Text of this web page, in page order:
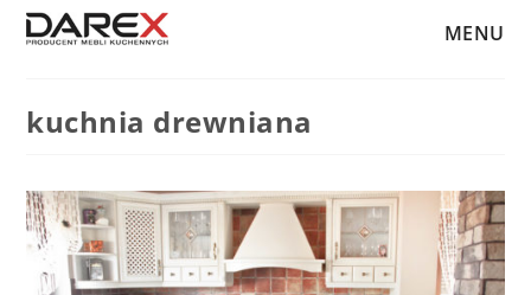
MENU
kuchnia drewniana